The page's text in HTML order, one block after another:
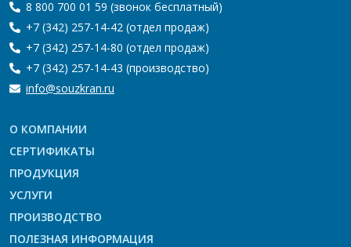
8 800 700 01 59 (звонок бесплатный)
+7 (342) 257-14-42 (отдел продаж)
+7 (342) 257-14-80 (отдел продаж)
+7 (342) 257-14-43 (производство)
info@souzkran.ru
О КОМПАНИИ
СЕРТИФИКАТЫ
ПРОДУКЦИЯ
УСЛУГИ
ПРОИЗВОДСТВО
ПОЛЕЗНАЯ ИНФОРМАЦИЯ